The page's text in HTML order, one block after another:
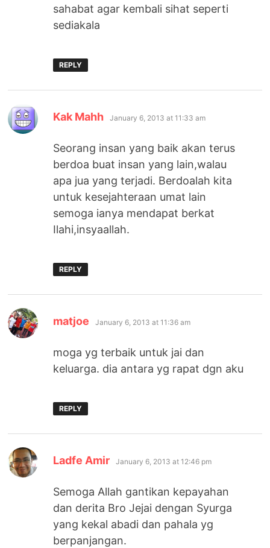
sahabat agar kembali sihat seperti
sediakala
REPLY
Kak Mahh says:
January 6, 2013 at 11:33 am
Seorang insan yang baik akan terus
berdoa buat insan yang lain,walau
apa jua yang terjadi. Berdoalah kita
untuk kesejahteraan umat lain
semoga ianya mendapat berkat
Ilahi,insyaallah.
REPLY
matjoe says:
January 6, 2013 at 11:36 am
moga yg terbaik untuk jai dan
keluarga. dia antara yg rapat dgn aku
REPLY
Ladfe Amir says:
January 6, 2013 at 12:46 pm
Semoga Allah gantikan kepayahan
dan derita Bro Jejai dengan Syurga
yang kekal abadi dan pahala yg
berpanjangan.